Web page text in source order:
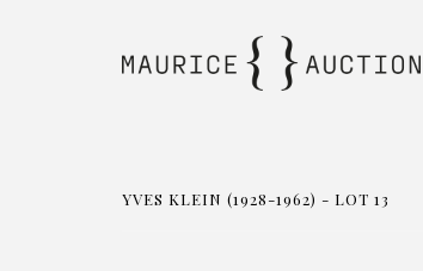
YVES KLEIN (1928-1962) - LOT 13